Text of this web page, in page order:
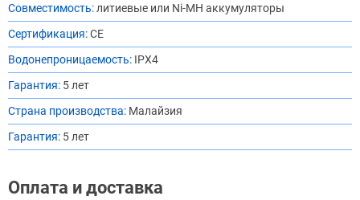
Совместимость: литиевые или Ni-MH аккумуляторы
Сертификация:CE
Водонепроницаемость: IPX4
Гарантия: 5 лет
Страна производства: Малайзия
Гарантия: 5 лет
Оплата и доставка